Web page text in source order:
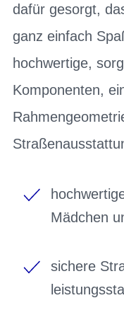
dafür gesorgt,
ganz einfach
hochwertige,
Komponenten,
Mädchen
sichere